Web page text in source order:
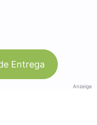
Entrega
Anzeige